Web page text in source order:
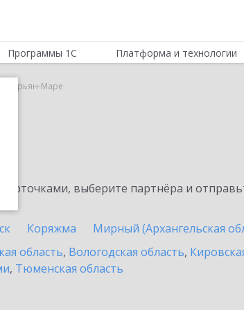
Программы 1С Платформа и технологии
в Нарьян-Маре
выберите партнёра и
Коряжма Мирный (Архангельская
область, Вологодская область,
, Тюменская область